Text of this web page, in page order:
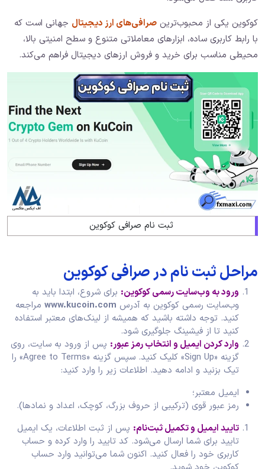
کوکوین یکی از محبوب‌ترین صرافی‌های ارز دیجیتال جهانی است که
با رابط کاربری ساده، ابزارهای معاملاتی متنوع و سطح امنیتی بالا،
محیطی مناسب برای خرید و فروش ارزهای دیجیتال فراهم می‌کند.
ثبت نام صرافی کوکوین
مراحل ثبت نام در صرافی کوکوین
ورود به وب‌سایت رسمی کوکوین: برای شروع، ابتدا باید به
وب‌سایت رسمی کوکوین به آدرس www.kucoin.com مراجعه
کنید. توجه داشته باشید که همیشه از لینک‌های معتبر استفاده
کنید تا از فیشینگ جلوگیری شود.
وارد کردن ایمیل و انتخاب رمز عبور: پس از ورود به سایت، روی
گزینه «Sign Up» کلیک کنید. سپس گزینه «Agree to Terms» را
تیک بزنید و ادامه دهید. اطلاعات زیر را وارد کنید:
ایمیل معتبر؛
رمز عبور قوی (ترکیبی از حروف بزرگ، کوچک، اعداد و نمادها).
تایید ایمیل و تکمیل ثبت‌نام: پس از ثبت اطلاعات، یک ایمیل
تایید برای شما ارسال می‌شود. کد تایید را وارد کرده و حساب
کاربری خود را فعال کنید. اکنون شما می‌توانید وارد حساب